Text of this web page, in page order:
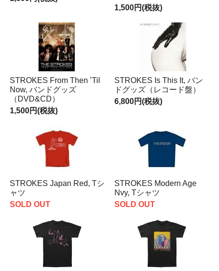
1,500円(税抜)
STROKES From Then ’Til
Now, バンドグッズ
（DVD&CD）
1,500円(税抜)
STROKES Is This It, バン
ドグッズ（レコード盤）
6,800円(税抜)
STROKES Japan Red, Tシ
ャツ
SOLD OUT
STROKES Modern Age
Nvy, Tシャツ
SOLD OUT